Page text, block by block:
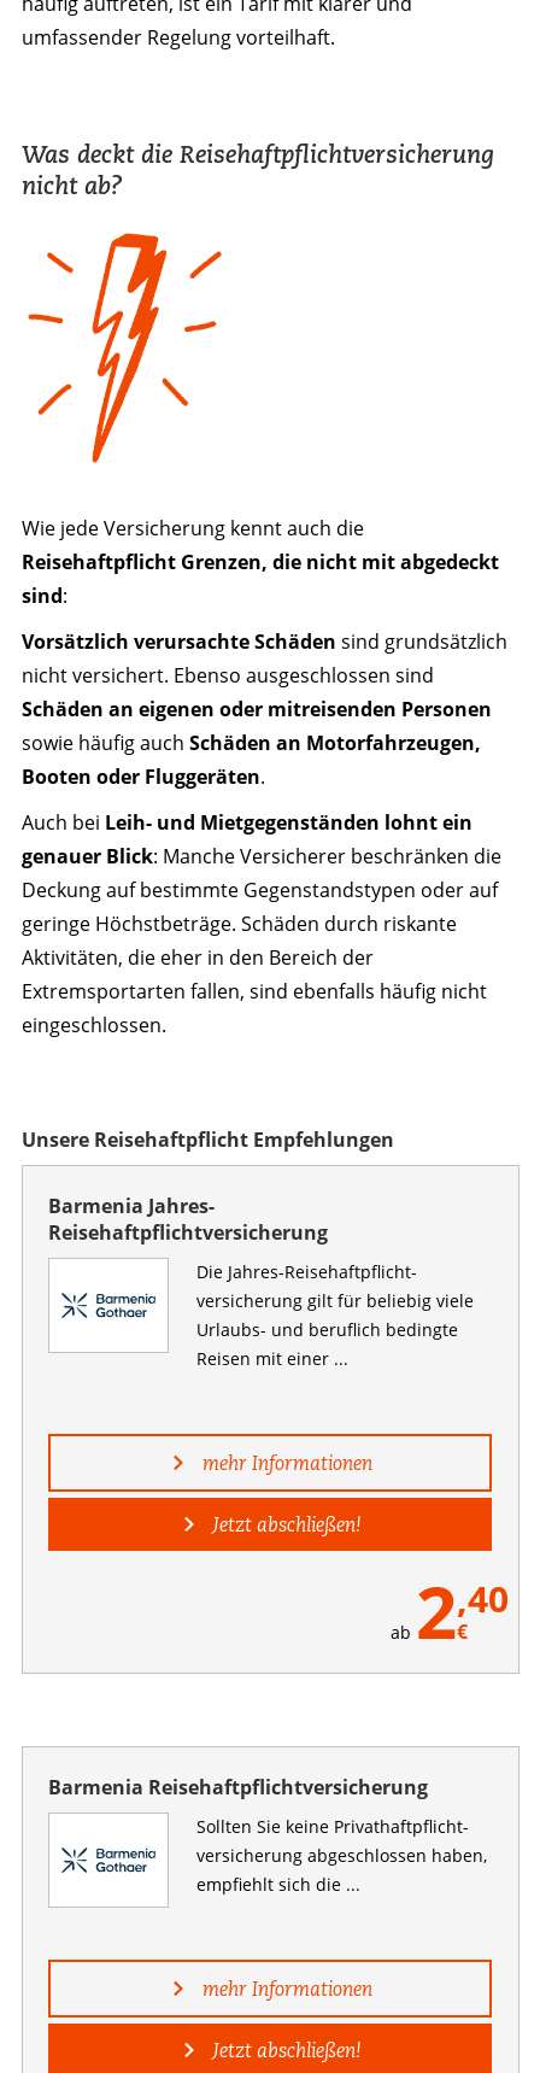
umfassender Regelung vorteilhaft.
Was deckt die Reisehaftpflichtversicherung
nicht ab?
Wie jede Versicherung kennt auch die
Reisehaftpflicht Grenzen, die nicht mit abgedeckt
sind:
Vorsätzlich verursachte Schäden sind grundsätzlich
nicht versichert. Ebenso ausgeschlossen sind
Schäden an eigenen oder mitreisenden Personen
sowie häufig auch Schäden an Motorfahrzeugen,
Booten oder Fluggeräten.
Auch bei Leih- und Mietgegenständen lohnt ein
genauer Blick: Manche Versicherer beschränken die
Deckung auf bestimmte Gegenstandstypen oder auf
geringe Höchstbeträge. Schäden durch riskante
Aktivitäten, die eher in den Bereich der
Extremsportarten fallen, sind ebenfalls häufig nicht
eingeschlossen.
Unsere Reisehaftpflicht Empfehlungen
Barmenia Jahres-
Reisehaftpflichtversicherung
Die Jahres-Reisehaftpflicht­
versicherung gilt für beliebig viele
Urlaubs- und beruflich bedingte
Reisen mit einer ...
ab 2,40
€
mehr Informationen
Jetzt abschließen!
Barmenia Reisehaftpflichtversicherung
Sollten Sie keine Privathaftpflicht­
versicherung abgeschlossen haben,
empfiehlt sich die ...
mehr Informationen
Jetzt abschließen!